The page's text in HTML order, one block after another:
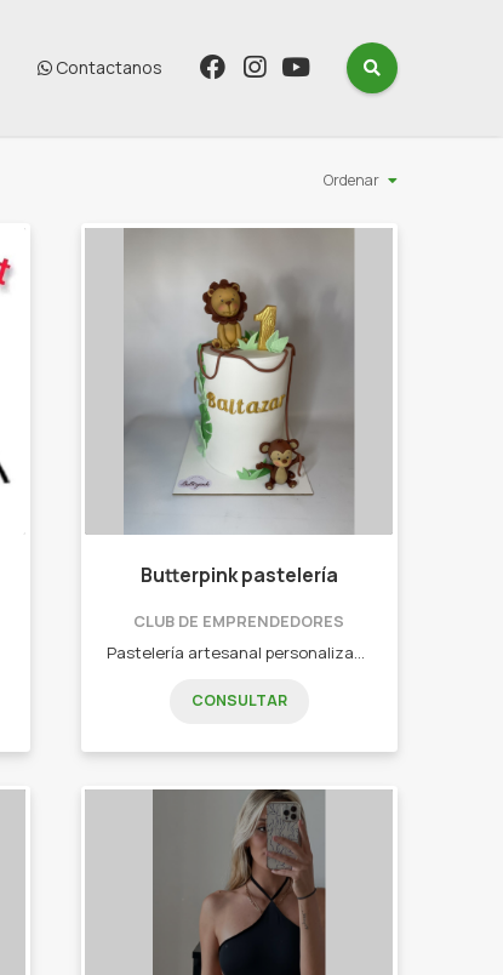
Contactanos
Ordenar
Butterpink pastelería
CLUB DE EMPRENDEDORES
Pastelería artesanal personalizada para todo tipo de eventos y reuniones o para darse un gusto. Tortas decoradas en pasta de azúcar o en buttercream, postres, alfajores, budines, mesas dulces.
CONSULTAR